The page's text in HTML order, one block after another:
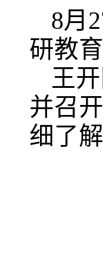
8月
研教
王
并召
细了